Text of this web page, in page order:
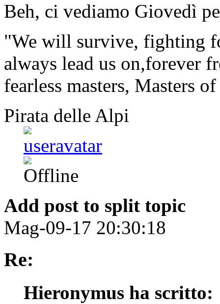
Beh, ci vediamo Giovedì
"We will survive, fighting
always lead us on,forever
fearless masters, Masters
Pirata delle Alpi
Add post to split topic
Mag-09-17 20:30:18
Re:
Hieronymus ha scritto: